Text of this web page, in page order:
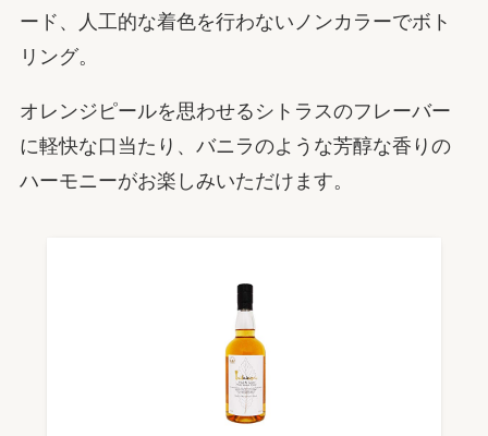
ード、人工的な着色を行わないノンカラーでボト
リング。
オレンジピールを思わせるシトラスのフレーバー
に軽快な口当たり、バニラのような芳醇な香りの
ハーモニーがお楽しみいただけます。